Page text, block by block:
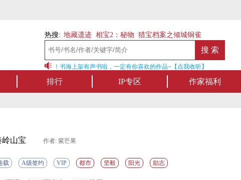
热搜: 地藏遗迹 相宝2：秘物 猎宝档案之倾城铜雀
可听，书海有声！书海上架有声书啦，一定有你喜欢的作品~【点我收听】
排行 IP专区 作家福利
岭山宝 作者: 紫芒果
载 A级签约 VIP 都市 坚毅 阳光 励志